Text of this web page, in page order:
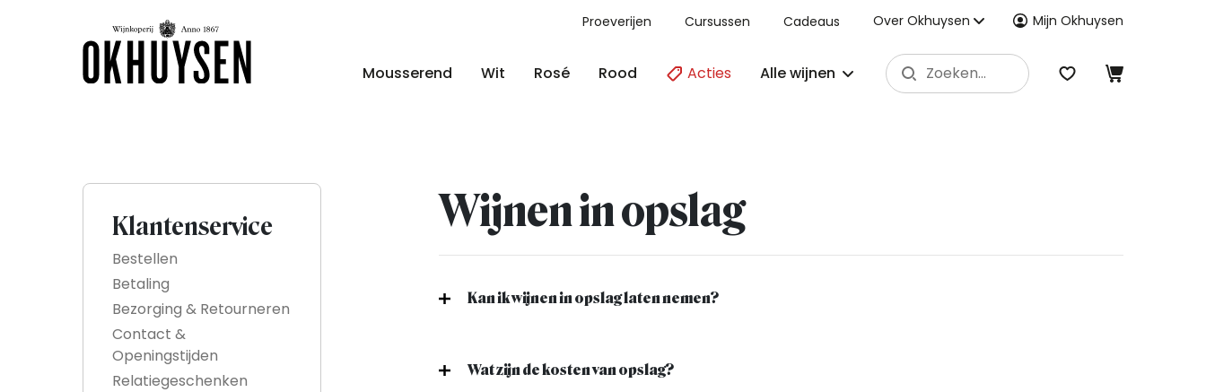
Proeverijen Cursussen Cadeaus Over Okhuysen Mijn Okhuysen
Mousserend Wit Rosé Rood Acties Alle wijnen
Klantenservice
Bestellen
Betaling
Bezorging & Retourneren
Contact &
Openingstijden
Relatiegeschenken
Wijnen in opslag
Kan ik wijnen in opslag laten nemen?
Wat zijn de kosten van opslag?